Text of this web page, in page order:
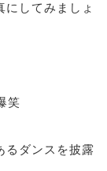
してみましょ
笑
るダンスを披露